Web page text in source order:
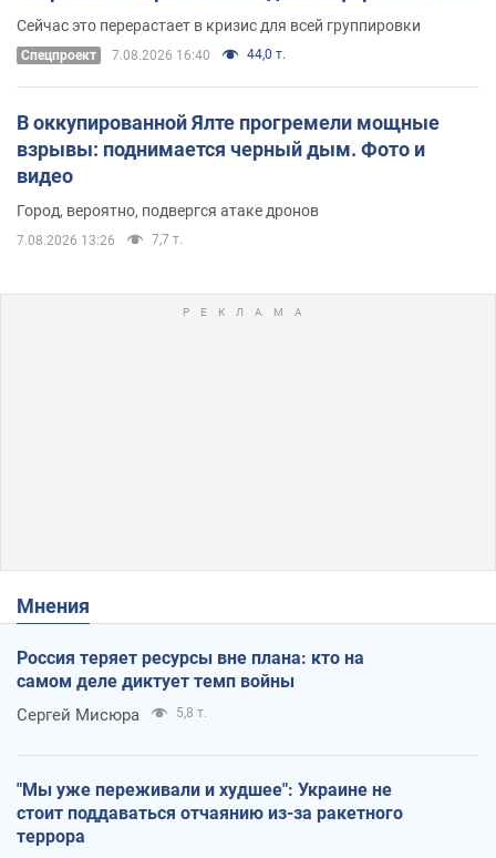
удалось
Сейчас это перерастает в кризис для всей группировки
Спецпроект 7.08.2026 16:40 44,0 т.
В оккупированной Ялте прогремели мощные
взрывы: поднимается черный дым. Фото и
видео
Город, вероятно, подвергся атаке дронов
7.08.2026 13:26 7,7 т.
Мнения
Россия теряет ресурсы вне плана: кто на
самом деле диктует темп войны
Сергей Мисюра 5,8 т.
"Мы уже переживали и худшее": Украине не
стоит поддаваться отчаянию из-за ракетного
террора